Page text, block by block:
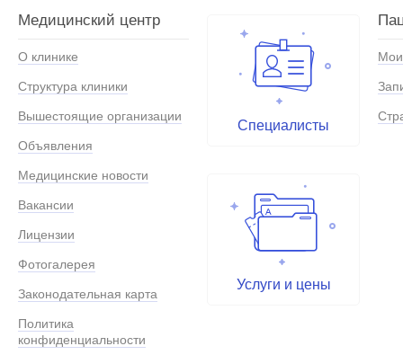
Медицинский центр
О клинике
Структура клиники
Вышестоящие организации
Объявления
Медицинские новости
Вакансии
Лицензии
Фотогалерея
Законодательная карта
Политика
конфиденциальности
Специалисты
Услуги и цены